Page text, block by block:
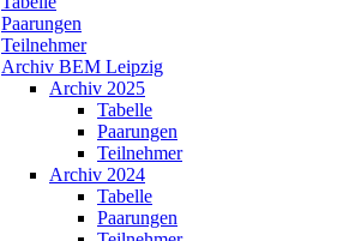
Paarungen
Teilnehmer
Archiv BEM Leipzig
Archiv 2025
Tabelle
Paarungen
Teilnehmer
Archiv 2024
Tabelle
Paarungen